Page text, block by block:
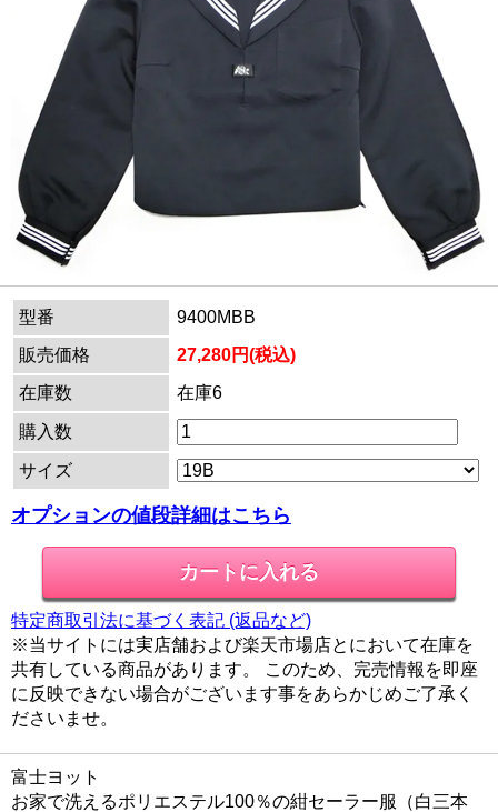
型番
9400MBB
販売価格
27,280円(税込)
在庫数
在庫6
購入数
サイズ
オプションの値段詳細はこちら
特定商取引法に基づく表記 (返品など)
※当サイトには実店舗および楽天市場店とにおいて在庫を
共有している商品があります。 このため、完売情報を即座
に反映できない場合がございます事をあらかじめご了承く
ださいませ。
富士ヨット
お家で洗えるポリエステル100％の紺セーラー服（白三本